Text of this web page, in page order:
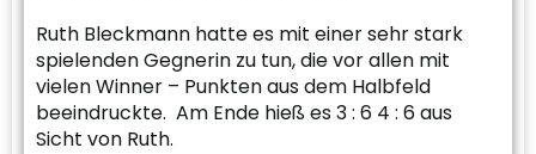
Ruth Bleckmann hatte es mit einer sehr stark
spielenden Gegnerin zu tun, die vor allen mit
vielen Winner – Punkten aus dem Halbfeld
beeindruckte. Am Ende hieß es 3 : 6 4 : 6 aus
Sicht von Ruth.